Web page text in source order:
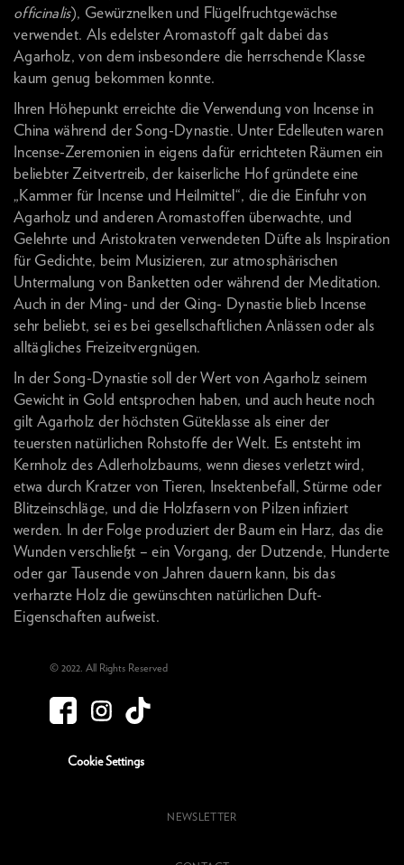
officinalis), Gewürznelken und Flügelfruchtgewächse
verwendet. Als edelster Aromastoff galt dabei das
Agarholz, von dem insbesondere die herrschende Klasse
kaum genug bekommen konnte.
Ihren Höhepunkt erreichte die Verwendung von Incense in
China während der Song-Dynastie. Unter Edelleuten waren
Incense-Zeremonien in eigens dafür errichteten Räumen ein
beliebter Zeitvertreib, der kaiserliche Hof gründete eine
„Kammer für Incense und Heilmittel“, die die Einfuhr von
Agarholz und anderen Aromastoffen überwachte, und
Gelehrte und Aristokraten verwendeten Düfte als Inspiration
für Gedichte, beim Musizieren, zur atmosphärischen
Untermalung von Banketten oder während der Meditation.
Auch in der Ming- und der Qing- Dynastie blieb Incense
sehr beliebt, sei es bei gesellschaftlichen Anlässen oder als
alltägliches Freizeitvergnügen.
In der Song-Dynastie soll der Wert von Agarholz seinem
Gewicht in Gold entsprochen haben, und auch heute noch
gilt Agarholz der höchsten Güteklasse als einer der
teuersten natürlichen Rohstoffe der Welt. Es entsteht im
Kernholz des Adlerholzbaums, wenn dieses verletzt wird,
etwa durch Kratzer von Tieren, Insektenbefall, Stürme oder
Blitzeinschläge, und die Holzfasern von Pilzen infiziert
werden. In der Folge produziert der Baum ein Harz, das die
Wunden verschließt – ein Vorgang, der Dutzende, Hunderte
oder gar Tausende von Jahren dauern kann, bis das
verharzte Holz die gewünschten natürlichen Duft-
Eigenschaften aufweist.
© 2022. All Rights Reserved
Cookie Settings
NEWSLETTER